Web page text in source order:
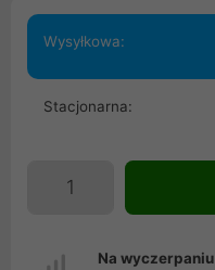
Wysyłkowa:
Stacjonarna:
Na wyczerpaniu